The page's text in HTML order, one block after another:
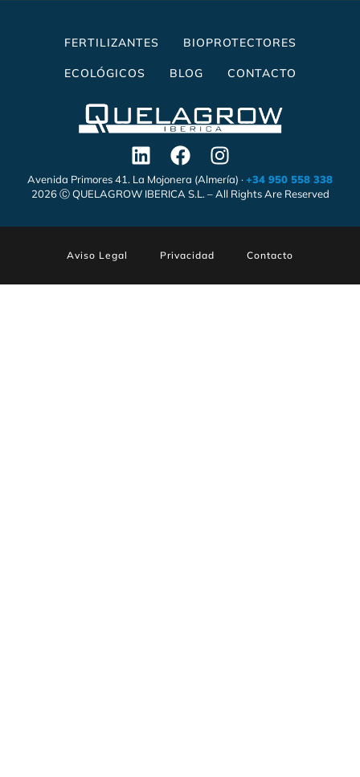
FERTILIZANTES BIOPROTECTORES
ECOLÓGICOS BLOG CONTACTO
Avenida Primores 41. La Mojonera (Almería) ·+34 950 558 338
2026 Ⓒ QUELAGROW IBERICA S.L. – All Rights Are Reserved
Aviso Legal Privacidad Contacto